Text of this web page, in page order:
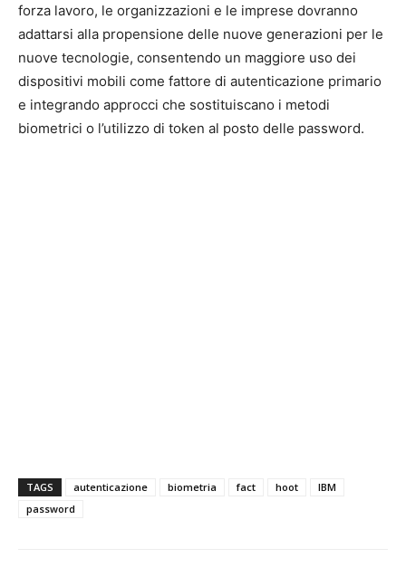
forza lavoro, le organizzazioni e le imprese dovranno
adattarsi alla propensione delle nuove generazioni per le
nuove tecnologie, consentendo un maggiore uso dei
dispositivi mobili come fattore di autenticazione primario
e integrando approcci che sostituiscano i metodi
biometrici o l’utilizzo di token al posto delle password.
TAGS autenticazione biometria fact hoot
IBM
password